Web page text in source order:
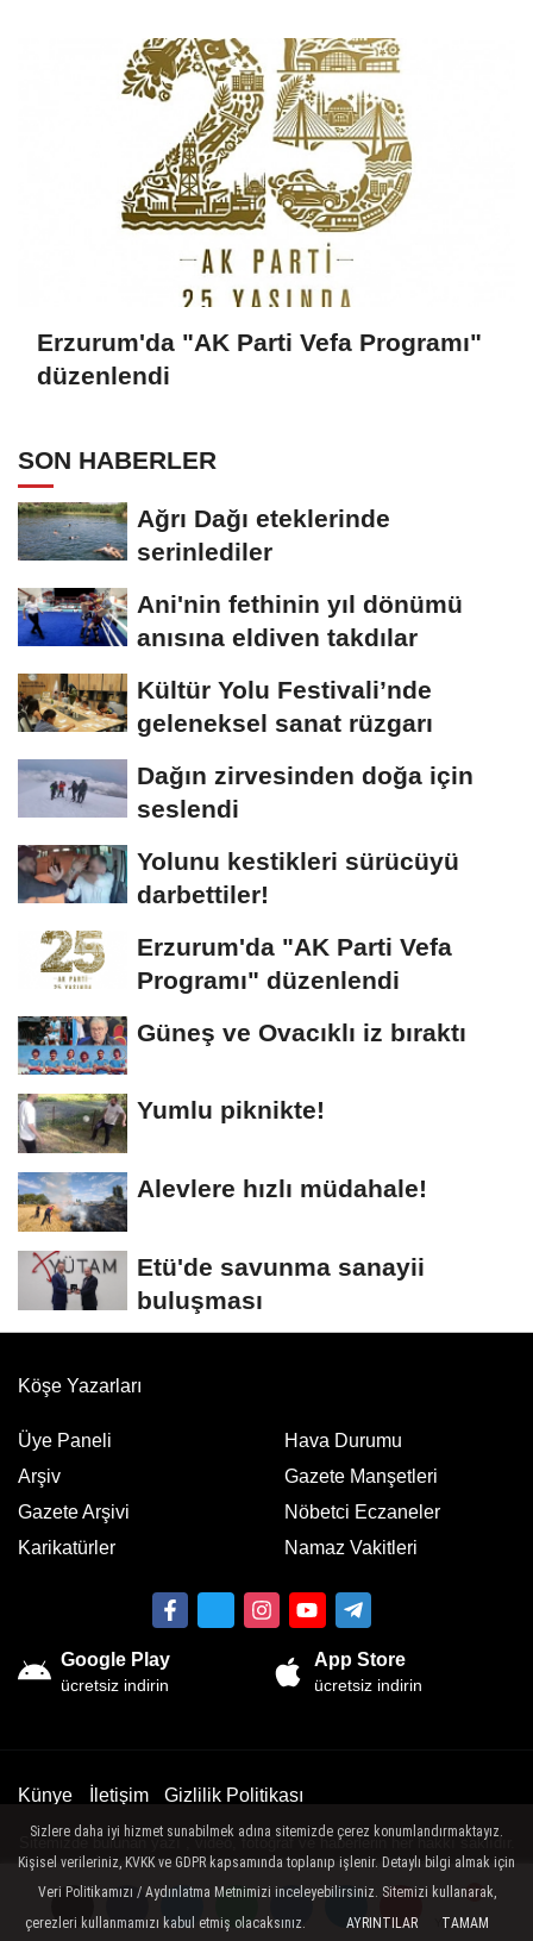
Yorumlar
Yorumlar
Erzurum'da "AK Parti Vefa Programı"
düzenlendi
SON HABERLER
Ağrı Dağı eteklerinde
serinlediler
Ani'nin fethinin yıl dönümü
anısına eldiven takdılar
Kültür Yolu Festivali’nde
geleneksel sanat rüzgarı
Dağın zirvesinden doğa için
seslendi
Yolunu kestikleri sürücüyü
darbettiler!
Erzurum'da "AK Parti Vefa
Programı" düzenlendi
Güneş ve Ovacıklı iz bıraktı
Yumlu piknikte!
Alevlere hızlı müdahale!
Etü'de savunma sanayii
buluşması
Köşe Yazarları
Üye Paneli
Arşiv
Gazete Arşivi
Karikatürler
Hava Durumu
Gazete Manşetleri
Nöbetci Eczaneler
Namaz Vakitleri
Google Play
ücretsiz indirin
App Store
ücretsiz indirin
Künye İletişim Gizlilik Politikası
Sitemizde bulunan yazı , video, fotoğraf ve haberlerin her hakkı saklıdır.
İzinsiz veya kaynak gösterilemeden kullanılamaz.
Sizlere daha iyi hizmet sunabilmek adına sitemizde çerez konumlandırmaktayız.
Kişisel verileriniz, KVKK ve GDPR kapsamında toplanıp işlenir. Detaylı bilgi almak için
Veri Politikamızı / Aydınlatma Metnimizi inceleyebilirsiniz. Sitemizi kullanarak,
çerezleri kullanmamızı kabul etmiş olacaksınız.
AYRINTILAR TAMAM